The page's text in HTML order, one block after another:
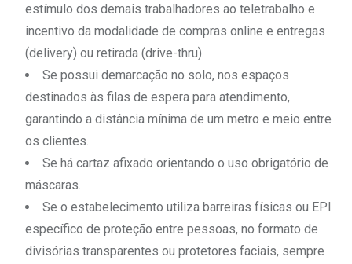
estímulo dos demais trabalhadores ao teletrabalho e
incentivo da modalidade de compras online e entregas
(delivery) ou retirada (drive-thru).
Se possui demarcação no solo, nos espaços
destinados às filas de espera para atendimento,
garantindo a distância mínima de um metro e meio entre
os clientes.
Se há cartaz afixado orientando o uso obrigatório de
máscaras.
Se o estabelecimento utiliza barreiras físicas ou EPI
específico de proteção entre pessoas, no formato de
divisórias transparentes ou protetores faciais, sempre